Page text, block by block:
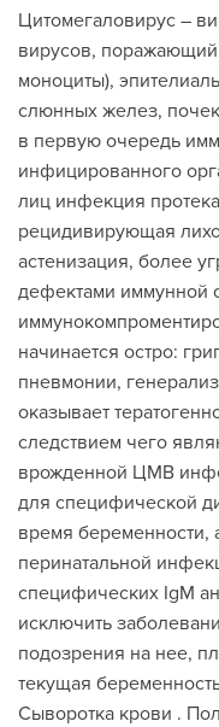
Цитомегаловирус –
вирусов,
моноциты),
слюнных желез,
в первую очередь
инфицированного
лиц инфекция
рецидивирующая
астенизация, более
дефектами иммунной
начинается остро:
пневмонии,
оказывает
следствием чего
врожденной ЦМВ
для специфической
время беременности,
перинатальной
специфических IgM
исключить
подозрения на нее,
текущая
Сыворотка крови .